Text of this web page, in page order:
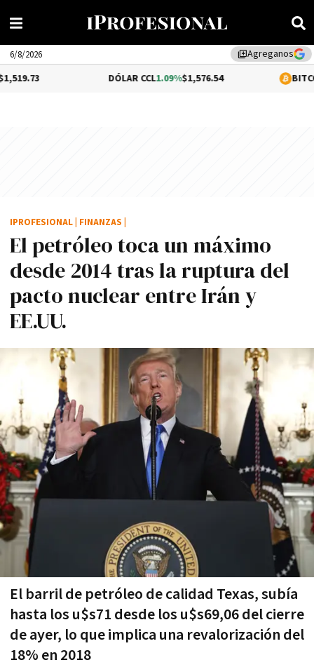
library_addAgreganos
6/8/2026
1.09%$1,576.54 0.35%
El petróleo toca un máximo
desde 2014 tras la ruptura del
pacto nuclear entre Irán y
EE.UU.
El barril de petróleo de calidad Texas, subía
hasta los u$s71 desde los u$s69,06 del cierre
de ayer, lo que implica una revalorización del
18% en 2018
IPROFESIONAL FINANZAS